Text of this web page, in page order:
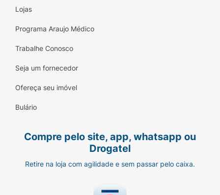
Lojas
Programa Araujo Médico
Trabalhe Conosco
Seja um fornecedor
Ofereça seu imóvel
Bulário
Compre pelo site, app, whatsapp ou
Drogatel
Retire na loja com agilidade e sem passar pelo caixa.